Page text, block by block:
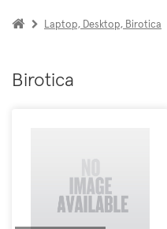
Laptop, Desktop, Birotica
Birotica